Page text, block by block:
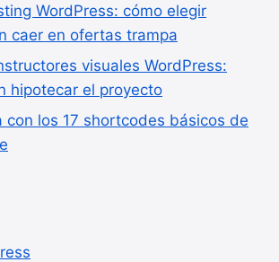
WordPress: cómo elegir
caer en ofertas trampa
visuales WordPress:
hipotecar el proyecto
con los 17 shortcodes básicos de